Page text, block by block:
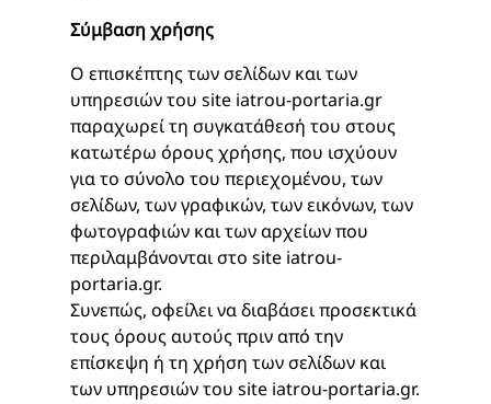
Σύμβαση χρήσης
Ο επισκέπτης των σελίδων και των
υπηρεσιών του site iatrou-portaria.gr
παραχωρεί τη συγκατάθεσή του στους
κατωτέρω όρους χρήσης, που ισχύουν
για το σύνολο του περιεχομένου, των
σελίδων, των γραφικών, των εικόνων, των
φωτογραφιών και των αρχείων που
περιλαμβάνονται στο site iatrou-
portaria.gr.
Συνεπώς, οφείλει να διαβάσει προσεκτικά
τους όρους αυτούς πριν από την
επίσκεψη ή τη χρήση των σελίδων και
των υπηρεσιών του site iatrou-portaria.gr.